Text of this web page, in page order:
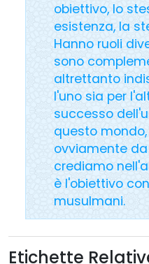
obiettivo, lo
esistenza, la
Hanno ruoli
sono
altrettanto
l'uno sia per
successo
questo
ovviamente
crediamo
è l'obiettivo
musulmani.
Etichette